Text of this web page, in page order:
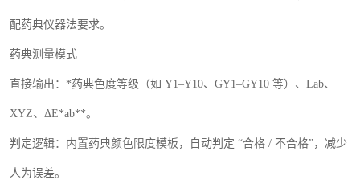
配药典仪器法要求。
药典测量模式
直接输出： *药典色度等级（如 Y1–Y10、 GY1–GY10 等）、 Lab、
XYZ、ΔE*ab**。
判定逻辑：内置药典颜色限度模板，自动判定 “合格 / 不合格”，减少
人为误差。